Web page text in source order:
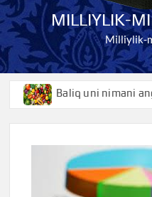
MILLIYLIK-
Milliylik-
Baliq uni nimani